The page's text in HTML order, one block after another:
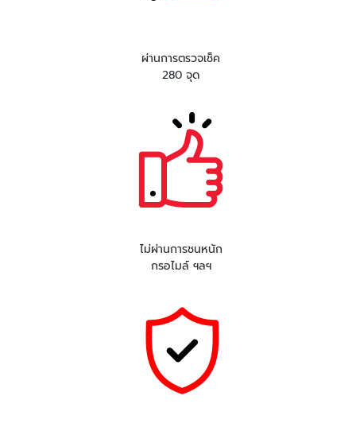
ผ่านการตรวจเช็ค
280 จุด
ไม่ผ่านการชนหนัก
กรอไมล์ ฯลฯ